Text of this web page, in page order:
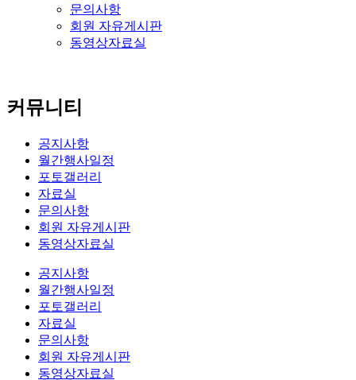
문의사항
회원 자유게시판
동영상자료실
커뮤니티
공지사항
월간행사일정
포토갤러리
자료실
문의사항
회원 자유게시판
동영상자료실
공지사항
월간행사일정
포토갤러리
자료실
문의사항
회원 자유게시판
동영상자료실